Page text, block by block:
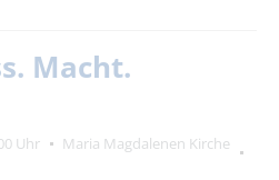
Macht.
Uhr
Maria Magdalenen Kirche